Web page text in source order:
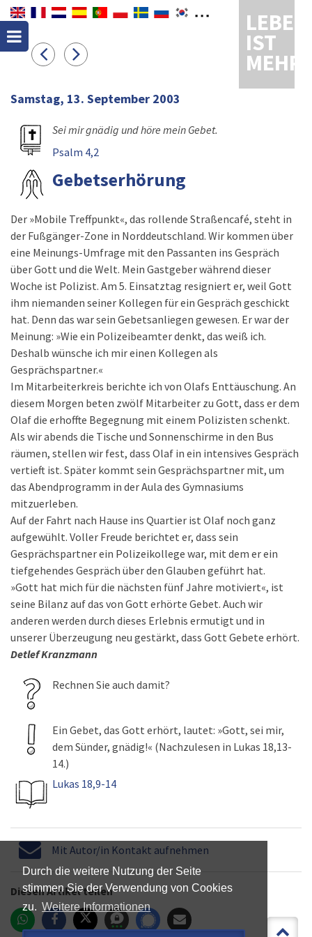
Durch die weitere Nutzung der Seite
stimmen Sie der Verwendung von Cookies
zu. Weitere Informationen
LEBEN
IST
MEHR
Samstag, 13. September 2003
Sei mir gnädig und höre mein Gebet.
Psalm 4,2
Gebetserhörung
Der »Mobile Treffpunkt«, das rollende Straßencafé, steht in
der Fußgänger-Zone in Norddeutschland. Wir kommen über
eine Meinungs-Umfrage mit den Passanten ins Gespräch
über Gott und die Welt. Mein Gastgeber während dieser
Woche ist Polizist. Am 5. Einsatztag resigniert er, weil Gott
ihm niemanden seiner Kollegen für ein Gespräch geschickt
hat. Denn das war sein Gebetsanliegen gewesen. Er war der
Meinung: »Wie ein Polizeibeamter denkt, das weiß ich.
Deshalb wünsche ich mir einen Kollegen als
Gesprächspartner.«
Im Mitarbeiterkreis berichte ich von Olafs Enttäuschung. An
diesem Morgen beten zwölf Mitarbeiter zu Gott, dass er dem
Olaf die erhoffte Begegnung mit einem Polizisten schenkt.
Als wir abends die Tische und Sonnenschirme in den Bus
räumen, stellen wir fest, dass Olaf in ein intensives Gespräch
vertieft ist. Später kommt sein Gesprächspartner mit, um
das Abendprogramm in der Aula des Gymnasiums
mitzuerleben.
Auf der Fahrt nach Hause ins Quartier ist Olaf noch ganz
aufgewühlt. Voller Freude berichtet er, dass sein
Gesprächspartner ein Polizeikollege war, mit dem er ein
tiefgehendes Gespräch über den Glauben geführt hat.
»Gott hat mich für die nächsten fünf Jahre motiviert«, ist
seine Bilanz auf das von Gott erhörte Gebet. Auch wir
anderen werden durch dieses Erlebnis ermutigt und in
unserer Überzeugung neu gestärkt, dass Gott Gebete erhört.
Detlef Kranzmann
Rechnen Sie auch damit?
Ein Gebet, das Gott erhört, lautet: »Gott, sei mir,
dem Sünder, gnädig!« (Nachzulesen in Lukas 18,13-
14.)
Lukas 18,9-14
Mit Autor/in Kontakt aufnehmen
Diesen Artikel teilen